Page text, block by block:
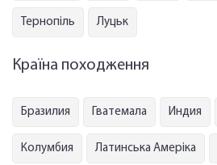
Тернопіль Луцьк
Країна походження
Бразилия Гватемала Индия
Колумбия Латинська Амеріка